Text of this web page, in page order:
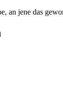
jene das